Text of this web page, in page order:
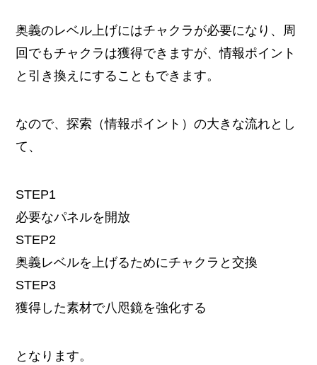
奥義のレベル上げにはチャクラが必要になり、周
回でもチャクラは獲得できますが、情報ポイント
と引き換えにすることもできます。
なので、探索（情報ポイント）の大きな流れとし
て、
STEP1
必要なパネルを開放
STEP2
奥義レベルを上げるためにチャクラと交換
STEP3
獲得した素材で八咫鏡を強化する
となります。